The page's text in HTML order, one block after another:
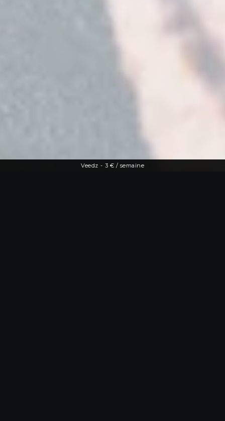
Veedz - 3 € / semaine